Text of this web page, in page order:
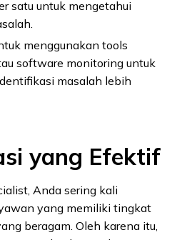
satu untuk mengetahui
menggunakan tools
software monitoring untuk
masalah lebih
yang Efektif
Anda sering kali
yang memiliki tingkat
beragam. Oleh karena itu,